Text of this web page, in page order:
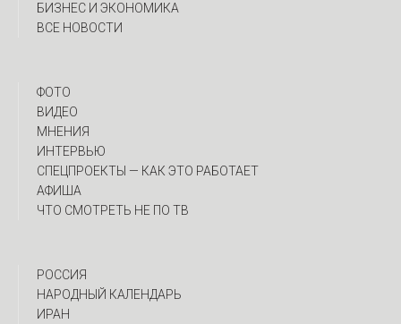
БИЗНЕС И ЭКОНОМИКА
ВСЕ НОВОСТИ
ФОТО
ВИДЕО
МНЕНИЯ
ИНТЕРВЬЮ
CПЕЦПРОЕКТЫ — КАК ЭТО РАБОТАЕТ
АФИША
ЧТО СМОТРЕТЬ НЕ ПО ТВ
РОССИЯ
НАРОДНЫЙ КАЛЕНДАРЬ
ИРАН